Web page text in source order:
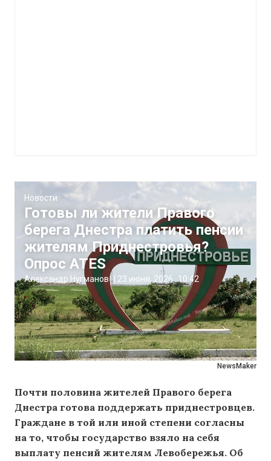
NewsMaker
Новости
Готовы ли жители Правого
берега Днестра платить пенсии
жителям Приднестровья?
Опрос ATES
Александр Нугманов 23 июня, 2026 10:42
Почти половина жителей Правого берега
Днестра готова поддержать приднестровцев.
Граждане в той или иной степени согласны
на то, чтобы государство взяло на себя
выплату пенсий жителям Левобережья. Об